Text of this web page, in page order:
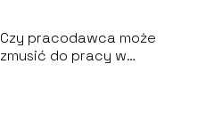
Czy pracodawca może
zmusić do pracy w